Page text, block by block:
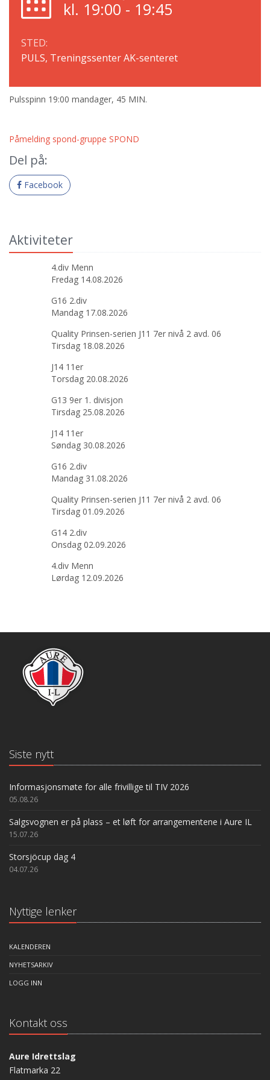
kl. 19:00 - 19:45
STED:
PULS, Treningssenter AK-senteret
Pulsspinn 19:00 mandager, 45 MIN.
Påmelding spond-gruppe SPOND
Del på:
Facebook
Aktiviteter
4.div Menn
Fredag 14.08.2026
G16 2.div
Mandag 17.08.2026
Quality Prinsen-serien J11 7er nivå 2 avd. 06
Tirsdag 18.08.2026
J14 11er
Torsdag 20.08.2026
G13 9er 1. divisjon
Tirsdag 25.08.2026
J14 11er
Søndag 30.08.2026
G16 2.div
Mandag 31.08.2026
Quality Prinsen-serien J11 7er nivå 2 avd. 06
Tirsdag 01.09.2026
G14 2.div
Onsdag 02.09.2026
4.div Menn
Lørdag 12.09.2026
Siste nytt
Informasjonsmøte for alle frivillige til TIV 2026
05.08.26
Salgsvognen er på plass – et løft for arrangementene i Aure IL
15.07.26
Storsjöcup dag 4
04.07.26
Nyttige lenker
KALENDEREN
NYHETSARKIV
LOGG INN
Kontakt oss
Aure Idrettslag
Flatmarka 22